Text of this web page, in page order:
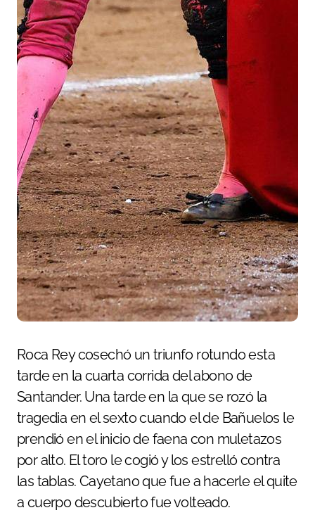
Roca Rey cosechó un triunfo rotundo esta
tarde en la cuarta corrida del abono de
Santander. Una tarde en la que se rozó la
tragedia en el sexto cuando el de Bañuelos le
prendió en el inicio de faena con muletazos
por alto. El toro le cogió y los estrelló contra
las tablas. Cayetano que fue a hacerle el quite
a cuerpo descubierto fue volteado.